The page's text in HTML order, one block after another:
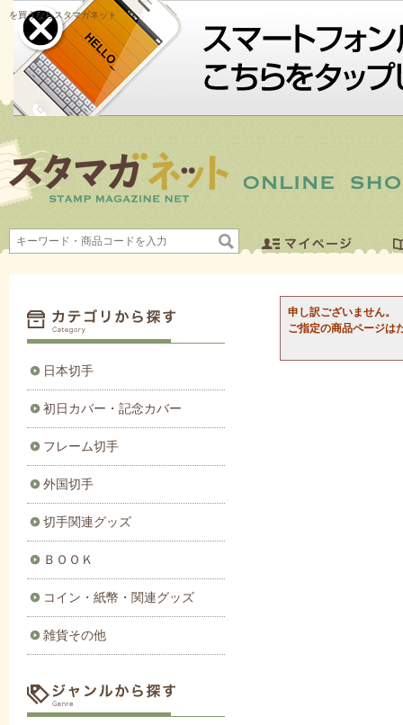
を買うならスタマガネット
申し訳ございません。
ご指定の商品ページは
日本切手
初日カバー・記念カバー
フレーム切手
外国切手
切手関連グッズ
ＢＯＯＫ
コイン・紙幣・関連グッズ
雑貨その他